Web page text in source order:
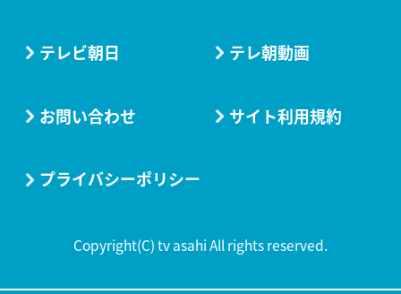
テレビ朝日 テレ朝動画
お問い合わせ サイト利用規約
プライバシーポリシー
Copyright(C) tv asahi All rights reserved.